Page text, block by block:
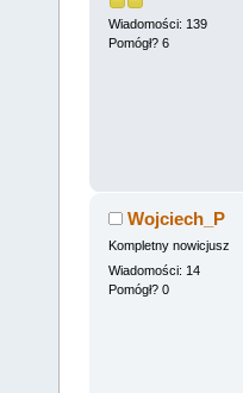
Wiadomości: 139
Pomógł? 6
Wojciech_P
Kompletny nowicjusz
Wiadomości: 14
Pomógł? 0